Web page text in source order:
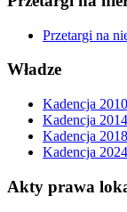
Przetargi na
Władze
Kadencja
Kadencja
Kadencja
Kadencja
Akty prawa